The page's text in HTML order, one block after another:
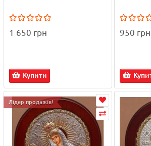
1 650 грн
Купити
950 грн
Лідер продажів!